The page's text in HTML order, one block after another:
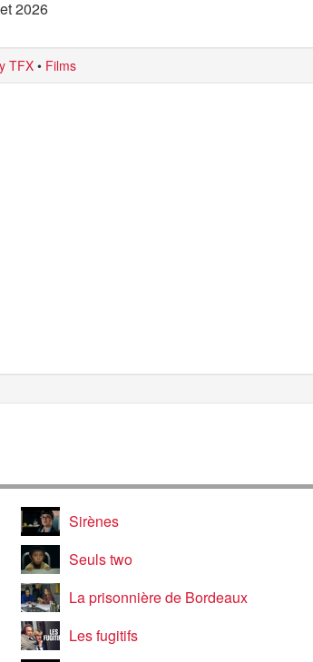
2026
TFX • Films
Sirènes
Seuls two
La prisonnière de Bordeaux
Les fugitifs